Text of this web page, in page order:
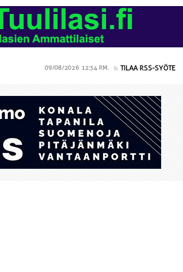
09/08/2026 12:34 P.M. TILAA RSS-SYÖTE